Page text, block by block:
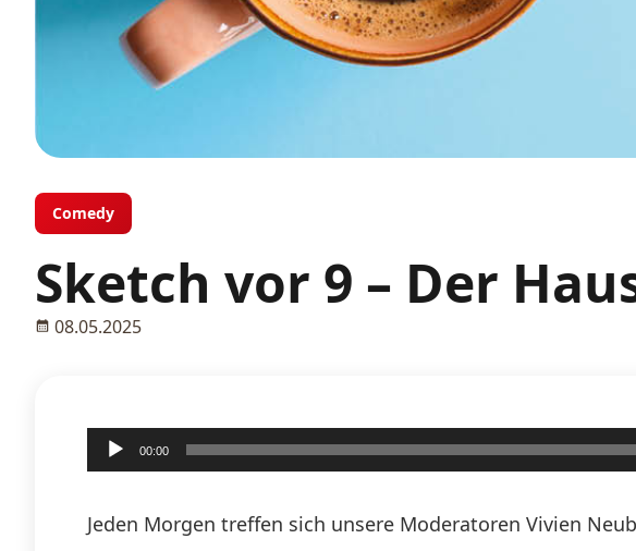
Comedy
Sketch vor 9 – Der
08.05.2025
Audio-
Player
00:00
Jeden Morgen treffen sich unsere Moderatoren Vivien